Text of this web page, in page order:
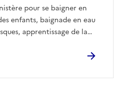
pour se baigner en
enfants, baignade en eau
apprentissage de la